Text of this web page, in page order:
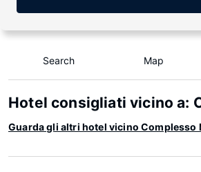
Search Map
Hotel consigliati vicino a:
Guarda gli altri hotel vicino